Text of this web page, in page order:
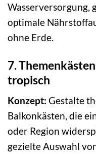
Wasserversorgung,
optimale
ohne Erde.
7.
tropisch
Konzept: Gestalte
Balkonkästen, die
oder Region
gezielte Auswahl